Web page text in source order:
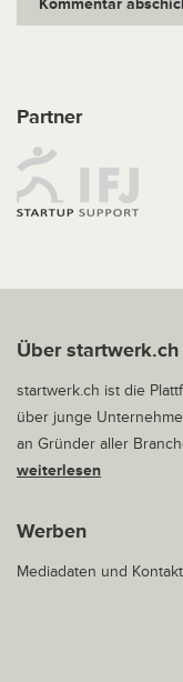
Partner
Über startwerk.ch
startwerk.ch ist die
über junge
an Gründer aller
weiterlesen
Werben
Mediadaten und